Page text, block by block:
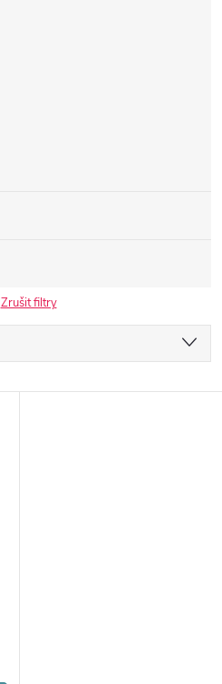
Zrušit filtry